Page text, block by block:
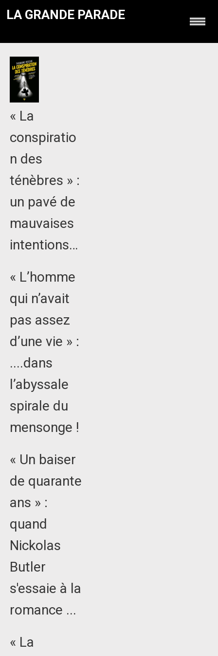
LA GRANDE PARADE
« La
conspiratio
n des
ténèbres » :
un pavé de
mauvaises
intentions…
« L’homme
qui n’avait
pas assez
d’une vie » :
....dans
l’abyssale
spirale du
mensonge !
« Un baiser
de quarante
ans » :
quand
Nickolas
Butler
s'essaie à la
romance ...
« La